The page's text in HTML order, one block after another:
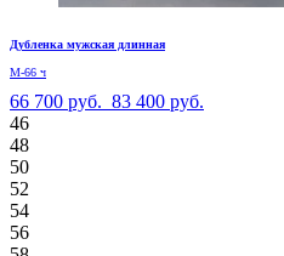
Дубленка мужская длинная
М-66 ч
66 700 руб. 83 400 руб.
46
48
50
52
54
56